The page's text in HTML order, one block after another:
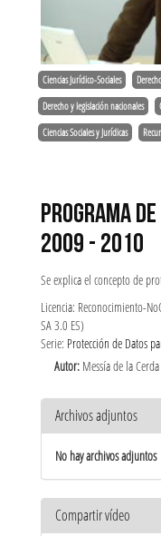
Ciencias Jurídico-Sociales
Derecho y legislación nacionales
Ciencias Sociales y Jurídicas
PROGRAMA
2009 - 2010
Se explica el concepto de
Licencia: Reconocimiento-
SA 3.0 ES)
Serie: Protección de Datos
Autor: Messía de la
Archivos adjuntos
No hay archivos adjuntos
Compartir vídeo